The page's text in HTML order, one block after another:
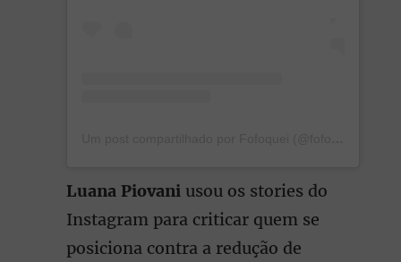
Luana Piovani usou os stories do
Instagram para criticar quem se
posiciona contra a redução de